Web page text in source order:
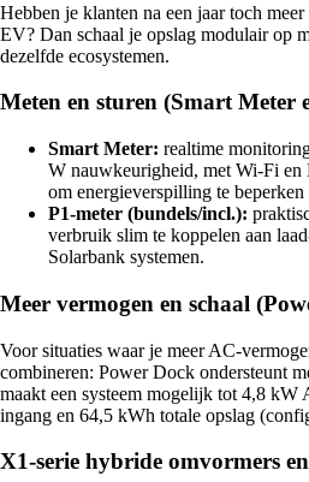
Hebben je klanten na een jaar toch
EV? Dan schaal je opslag modulair op
dezelfde ecosystemen.
Meten en sturen (Smart Meter
Smart Meter: realtime
W nauwkeurigheid, met Wi-Fi en
om energieverspilling te
P1-meter (bundels/incl.):
verbruik slim te koppelen aan
Solarbank systemen.
Meer vermogen en schaal
Voor situaties waar je meer AC-
combineren: Power Dock ondersteunt
maakt een systeem mogelijk tot 4,8
ingang en 64,5 kWh totale opslag
X1-serie hybride omvormers